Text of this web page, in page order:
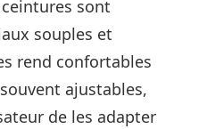
sont
souples et
rend confortables
ajustables,
de les adapter